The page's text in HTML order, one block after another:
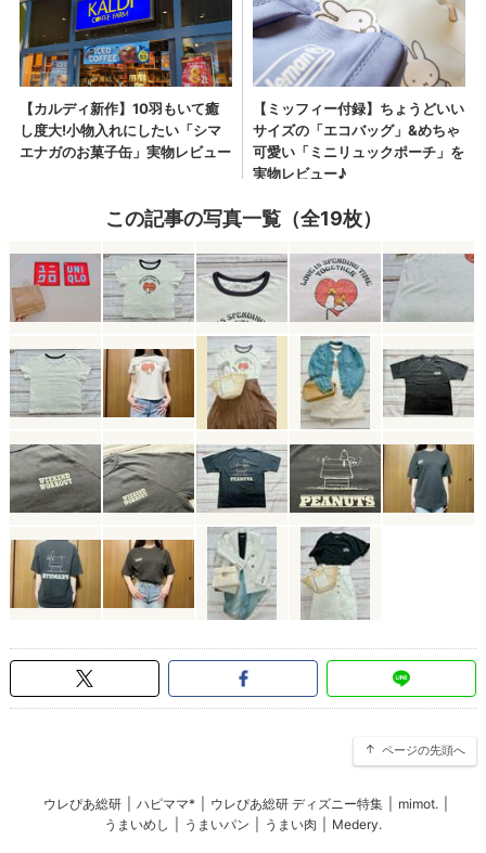
この記事の写真一覧（全19枚）
ページの先頭へ
ウレぴあ総研 ハピママ* ウレぴあ総研 ディズニー特集 mimot.
うまいめし
うまいパン うまい肉 Medery.